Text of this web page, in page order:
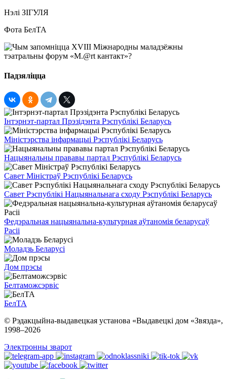
Нэлі ЗІГУЛЯ
Фота БелТА
Падзяліцца
Інтэрнэт-партал Прэзідэнта Рэспублікі Беларусь
Міністэрства інфармацыі Рэспублікі Беларусь
Нацыянальны прававы партал Рэспублікі Беларусь
Савет Міністраў Рэспублікі Беларусь
Савет Рэспублікі Нацыянальнага сходу Рэспублікі Беларусь
Федэральная нацыянальна-культурная аўтаномія беларусаў
Расіі
Моладзь Беларусі
Дом прэсы
Белтаможсэрвіс
БелТА
© Рэдакцыйна-выдавецкая установа «Выдавецкі дом «Звязда»,
1998–2026
Электронны зварот